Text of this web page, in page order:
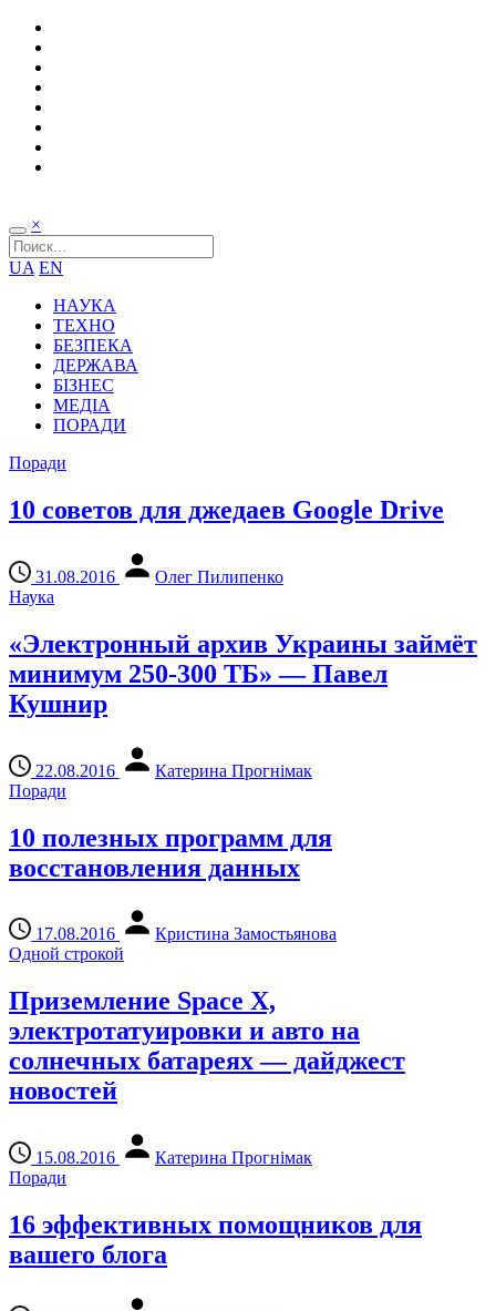
×
UA EN
НАУКА
ТЕХНО
БЕЗПЕКА
ДЕРЖАВА
БІЗНЕС
МЕДІА
ПОРАДИ
Поради
10 советов для джедаев Google Drive
31.08.2016
Олег Пилипенко
Наука
«Электронный архив Украины займёт
минимум 250-300 ТБ» — Павел
Кушнир
22.08.2016
Катерина Прогнімак
Поради
10 полезных программ для
восстановления данных
17.08.2016
Кристина Замостьянова
Одной строкой
Приземление Space X,
электротатуировки и авто на
солнечных батареях — дайджест
новостей
15.08.2016
Катерина Прогнімак
Поради
16 эффективных помощников для
вашего блога